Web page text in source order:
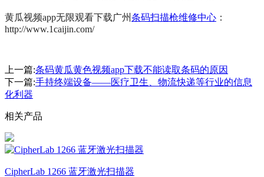
黄瓜视频app无限观看下载广州条码扫描枪维修中心 ：
http://www.1caijin.com/
上一篇:条码黄瓜黄色视频app下载不能读取条码的原因
下一篇:手持终端设备——医疗卫生、物流快递等行业的信息
化利器
相关产品
CipherLab 1266 蓝牙激光扫描器